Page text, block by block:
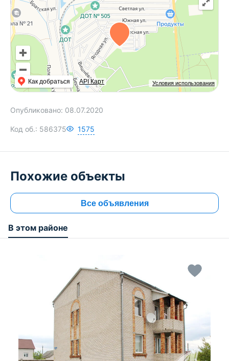
Условия использования
Как добраться API Карт
Опубликовано: 08.07.2020
Код об.: 586375 1575
Похожие объекты
Все объявления
В этом районе